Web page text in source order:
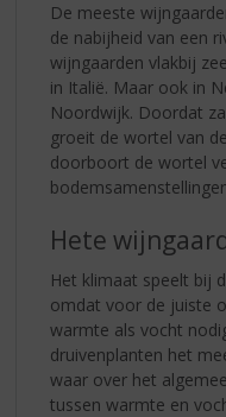
De meeste
de nabijheid van een
wijngaarden vlakbij
in Italië. Maar ook in
Noordwijk. Doordat
groeit de wortel van
doorboort de wortel
Hete
Het klimaat speelt bij
omdat voor de juiste
warmte als vocht
druivenplanten het
waar over het
tussen warmte en